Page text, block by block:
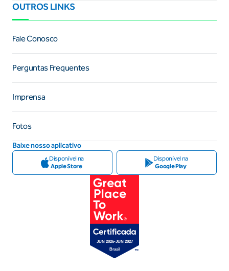
OUTROS LINKS
Fale Conosco
Perguntas Frequentes
Imprensa
Fotos
Baixe nosso aplicativo
Disponível na
Apple Store
Disponível na
Google Play